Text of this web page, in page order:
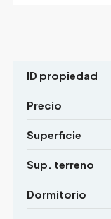
ID propiedad
Precio
Superficie
Sup. terreno
Dormitorio